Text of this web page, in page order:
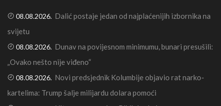
08.08.2026. Dalić postaje jedan od najplaćenijih izbornika na
svijetu
08.08.2026. Dunav na povijesnom minimumu, bunari presušili:
„Ovako nešto nije viđeno“
08.08.2026. Novi predsjednik Kolumbije objavio rat narko-
kartelima: Trump šalje milijardu dolara pomoći